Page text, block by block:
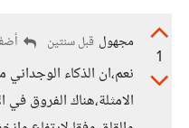
1
مجهول قبل سنتين
نعم،ان الذكاء
الامثلة،هناك الفروق في